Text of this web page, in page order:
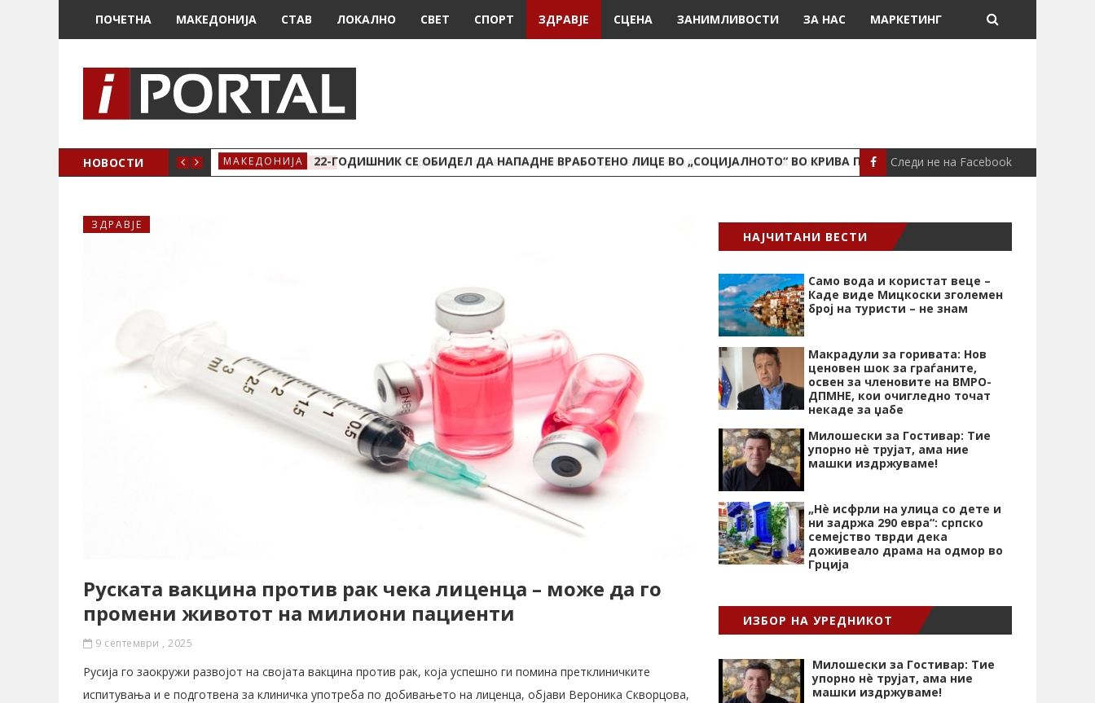
ПОЧЕТНА МАКЕДОНИЈА СТАВ ЛОКАЛНО СВЕТ СПОРТ ЗДРАВЈЕ СЦЕНА ЗАНИМЛИВОСТИ ЗА НАС МАРКЕТИНГ
НОВОСТИ
ЖЕНСКО ЗДРАВЈЕ ВО КРИВА ПАЛАНКА МАКЕДОНИЈА 22-ГОДИШНИК СЕ ОБИДЕЛ ДА НАПАДНЕ ВРАБОТЕНО ЛИЦЕ ВО „СОЦИЈАЛНОТО“ ВО КРИВА ПАЛАНКА ЛОКАЛНО ПОЖАР ВО
Следи не на Facebook
ЗДРАВЈЕ
Руската вакцина против рак чека лиценца – може да го
промени животот на милиони пациенти
9 септември , 2025
Русија го заокружи развојот на својата вакцина против рак, која успешно ги помина претклиничките
испитувања и е подготвена за клиничка употреба по добивањето на лиценца, објави Вероника Скворцова,
НАЈЧИТАНИ ВЕСТИ
Само вода и користат веце –
Каде виде Мицкоски зголемен
број на туристи – не знам
Макрадули за горивата: Нов
ценовен шок за граѓаните,
освен за членовите на ВМРО-
ДПМНЕ, кои очигледно точат
некаде за џабе
Милошески за Гостивар: Тие
упорно нѐ трујат, ама ние
машки издржуваме!
„Нѐ исфрли на улица со дете и
ни задржа 290 евра“: српско
семејство тврди дека
доживеало драма на одмор во
Грција
ИЗБОР НА УРЕДНИКОТ
Милошески за Гостивар: Тие
упорно нѐ трујат, ама ние
машки издржуваме!